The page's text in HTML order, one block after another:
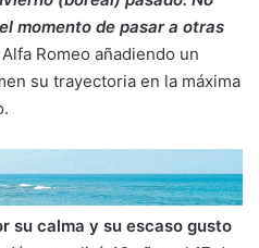
momento de pasar a otras
Romeo añadiendo un
su trayectoria en la máxima
su calma y su escaso gusto